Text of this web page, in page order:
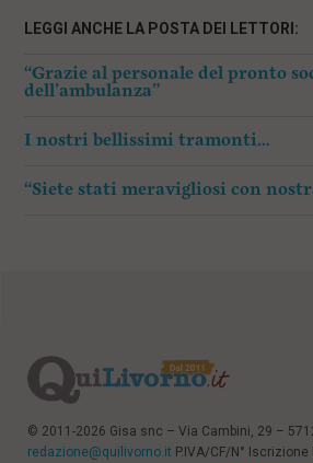
LEGGI ANCHE LA POSTA DEI LETTORI:
“Grazie al personale del pronto
dell’ambulanza”
I nostri bellissimi tramonti…
“Siete stati meravigliosi con
© 2011-2026 Gisa snc – Via Cambini, 29 –
redazione@quilivorno.it P.IVA/CF/N°